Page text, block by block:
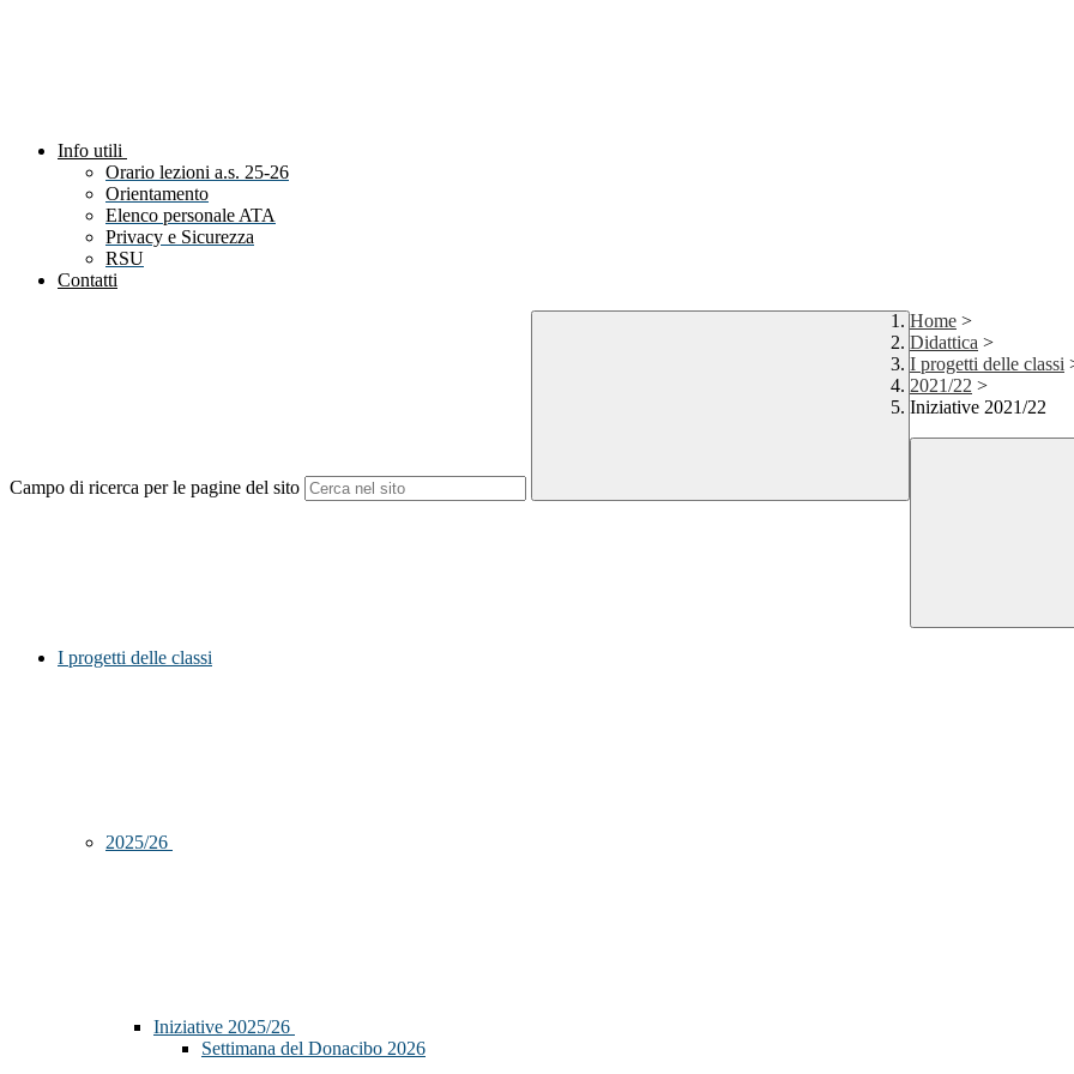
Info utili
Orario lezioni a.s. 25-26
Orientamento
Elenco personale ATA
Privacy e Sicurezza
RSU
Contatti
Campo di ricerca per le pagine del sito
Home >
Didattica >
I progetti delle classi
2021/22 >
Iniziative 2021/22
I progetti delle classi
2025/26
Iniziative 2025/26
Settimana del Donacibo 2026